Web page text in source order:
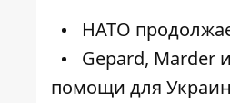
НАТО
Gepard, Marder
помощи для